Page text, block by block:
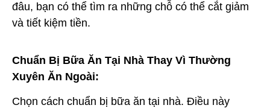
đâu, bạn có thể tìm ra những chỗ có thể cắt giảm
và tiết kiệm tiền.
Chuẩn Bị Bữa Ăn Tại Nhà Thay Vì Thường
Xuyên Ăn Ngoài:
Chọn cách chuẩn bị bữa ăn tại nhà. Điều này